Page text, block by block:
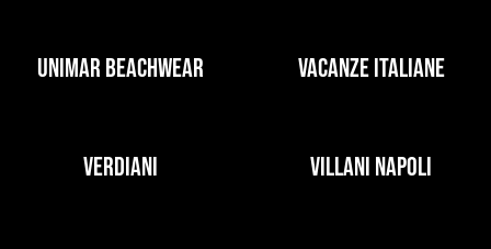
UNIMAR BEACHWEAR VACANZE ITALIANE
VERDIANI VILLANI NAPOLI